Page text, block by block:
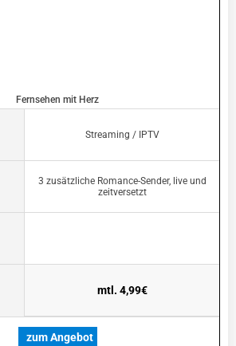
Fernsehen mit Herz
Streaming / IPTV
3 zusätzliche Romance-Sender, live und
zeitversetzt
mtl. 4,99€
zum Angebot